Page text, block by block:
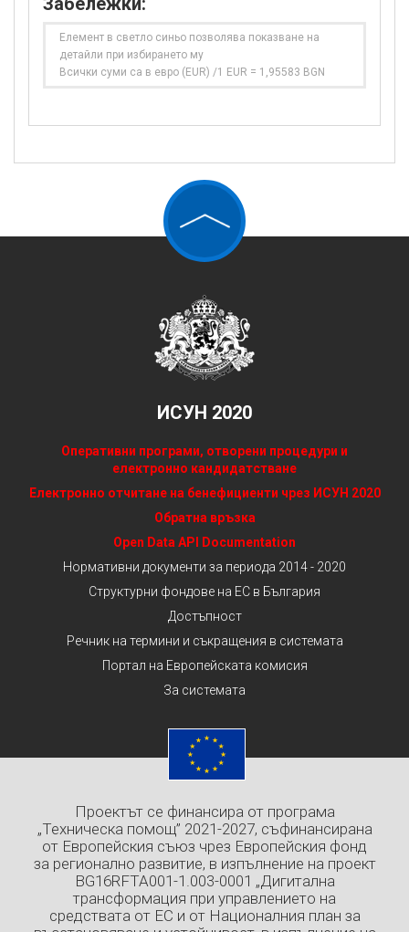
Елемент в светло синьо позволява показване на
детайли при избирането му
Всички суми са в евро (EUR) /1 EUR = 1,95583 BGN
ИСУН 2020
Оперативни програми, отворени процедури и
електронно кандидатстване
Електронно отчитане на бенефициенти чрез ИСУН 2020
Обратна връзка
Open Data API Documentation
Нормативни документи за периода 2014 - 2020
Структурни фондове на ЕС в България
Достъпност
Речник на термини и съкращения в системата
Портал на Европейската комисия
За системата
Проектът се финансира от програма
„Техническа помощ” 2021-2027, съфинансирана
от Европейския съюз чрез Европейския фонд
за регионално развитие, в изпълнение на проект
BG16RFTA001-1.003-0001 „Дигитална
трансформация при управлението на
средствата от ЕС и от Националния план за